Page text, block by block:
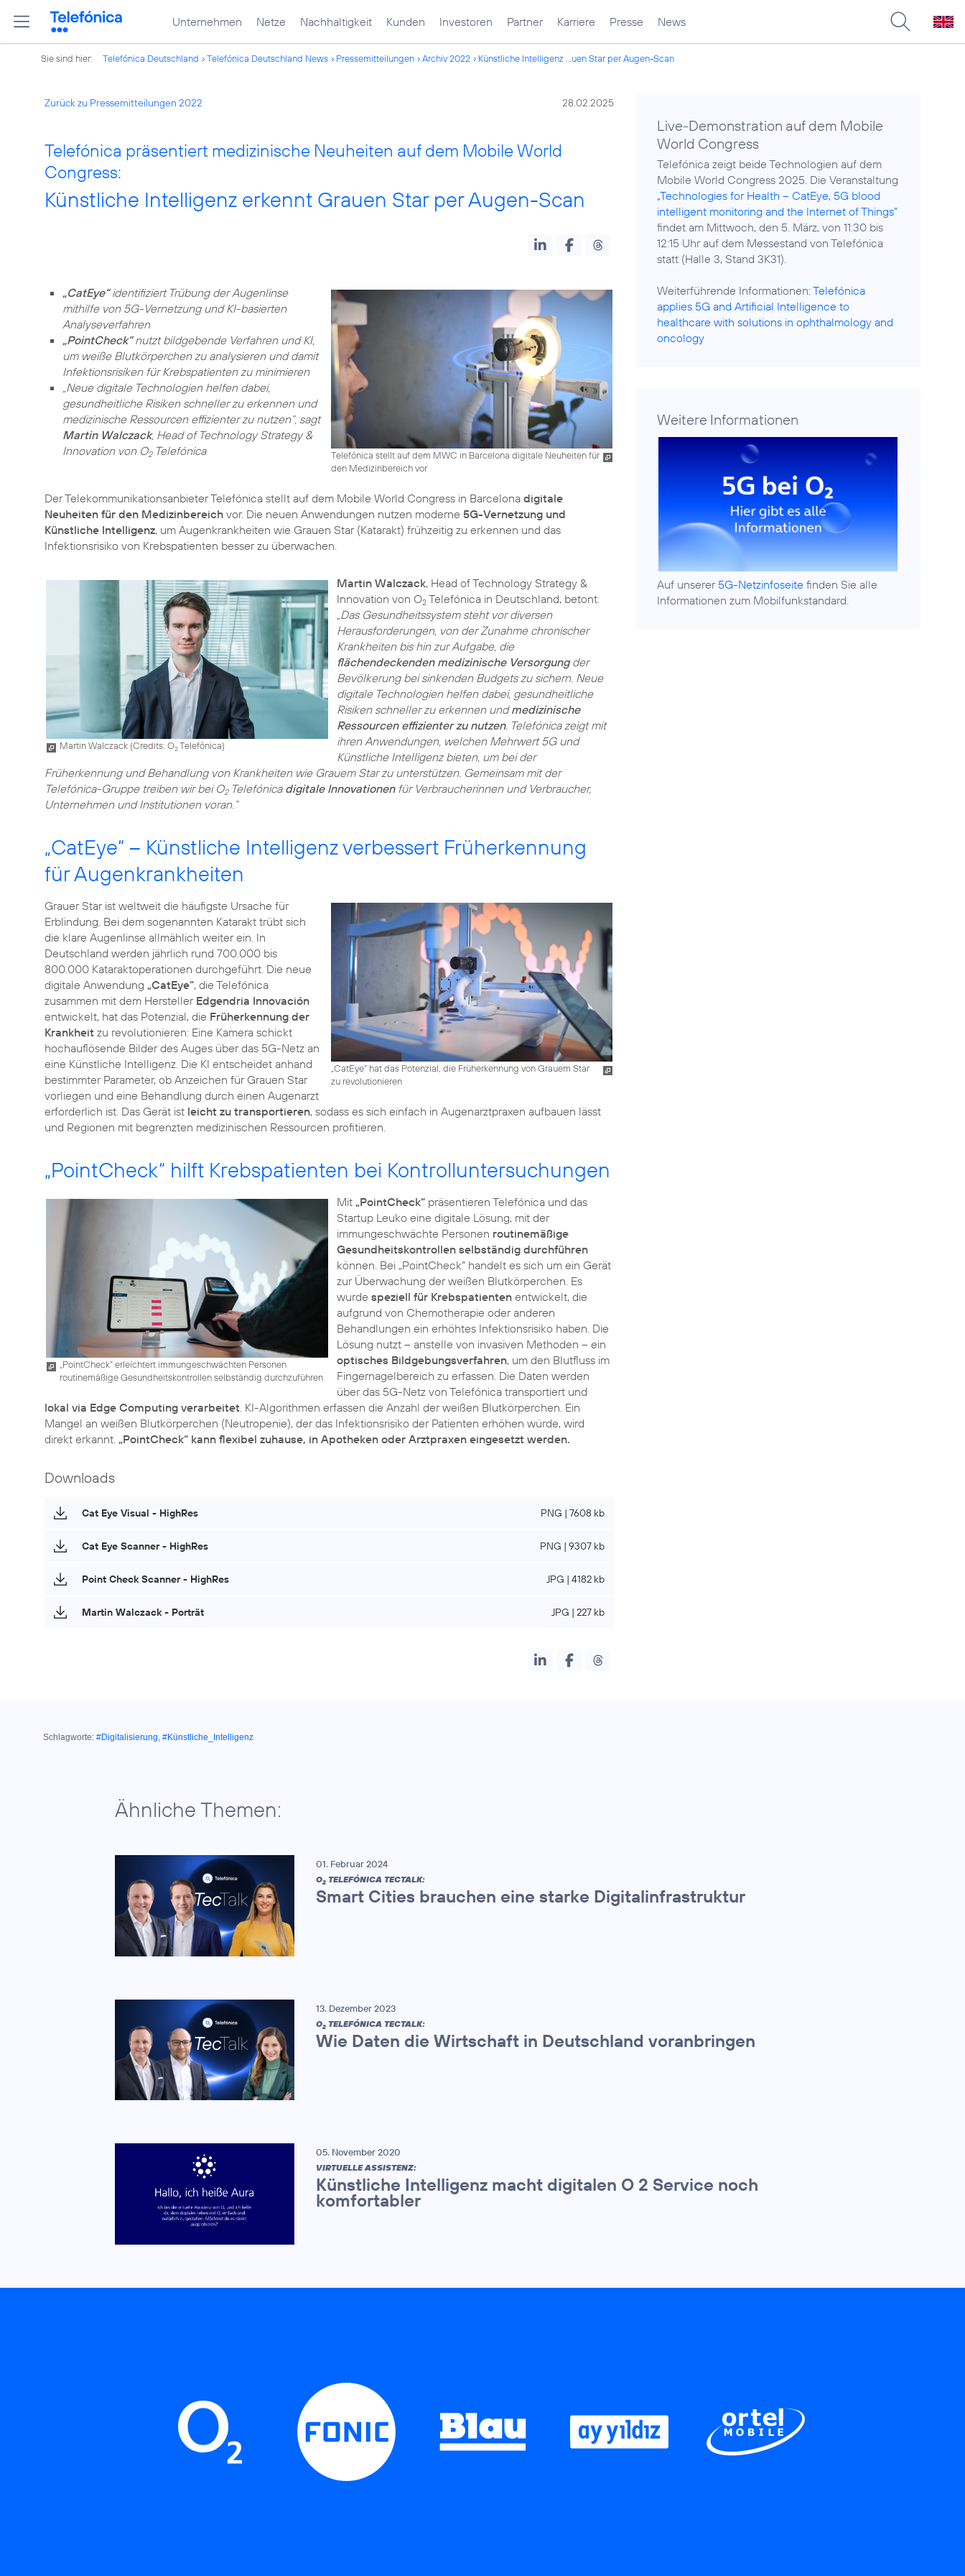
Unternehmen Netze Nachhaltigkeit Kunden Investoren Partner Karriere Presse News
Sie sind hier: Telefónica Deutschland Telefónica Deutschland News Pressemitteilungen Archiv 2022 Künstliche Intelligenz ...uen Star per Augen-Scan
Zurück zu Pressemitteilungen 2022 28.02.2025
Telefónica präsentiert medizinische Neuheiten auf dem Mobile World
Congress:
Künstliche Intelligenz erkennt Grauen Star per Augen-Scan
Telefónica stellt auf dem MWC in Barcelona digitale Neuheiten für
den Medizinbereich vor
„CatEye“identifiziert Trübung der Augenlinse
mithilfe von 5G-Vernetzung und KI-basierten
Analyseverfahren
„PointCheck“nutzt bildgebende Verfahren und KI,
um weiße Blutkörperchen zu analysieren und damit
Infektionsrisiken für Krebspatienten zu minimieren
„Neue digitale Technologien helfen dabei,
gesundheitliche Risiken schneller zu erkennen und
medizinische Ressourcen effizienter zu nutzen“, sagt
Martin Walczack, Head of Technology Strategy &
Innovation von O2Telefónica
Der Telekommunikationsanbieter Telefónica stellt auf dem Mobile World Congress in Barcelona digitale
Neuheiten für den Medizinbereich vor. Die neuen Anwendungen nutzen moderne 5G-Vernetzung und
Künstliche Intelligenz, um Augenkrankheiten wie Grauen Star (Katarakt) frühzeitig zu erkennen und das
Infektionsrisiko von Krebspatienten besser zu überwachen.
Martin Walczack (Credits: O2Telefónica)
Martin Walczack, Head of Technology Strategy &
Innovation von O2Telefónica in Deutschland, betont:
„Das Gesundheitssystem steht vor diversen
Herausforderungen, von der Zunahme chronischer
Krankheiten bis hin zur Aufgabe, die
flächendeckenden medizinische Versorgungder
Bevölkerung bei sinkenden Budgets zu sichern. Neue
digitale Technologien helfen dabei, gesundheitliche
Risiken schneller zu erkennen undmedizinische
Ressourcen effizienter zu nutzen. Telefónica zeigt mit
ihren Anwendungen, welchen Mehrwert 5G und
Künstliche Intelligenz bieten, um bei der
Früherkennung und Behandlung von Krankheiten wie Grauem Star zu unterstützen. Gemeinsam mit der
Telefónica-Gruppe treiben wir bei O2Telefónica digitale Innovationenfür Verbraucherinnen und Verbraucher,
Unternehmen und Institutionen voran.“
„CatEye“ – Künstliche Intelligenz verbessert Früherkennung
für Augenkrankheiten
„CatEye“ hat das Potenzial, die Früherkennung von Grauem Star
zu revolutionieren
Grauer Star ist weltweit die häufigste Ursache für
Erblindung. Bei dem sogenannten Katarakt trübt sich
die klare Augenlinse allmählich weiter ein. In
Deutschland werden jährlich rund 700.000 bis
800.000 Kataraktoperationen durchgeführt. Die neue
digitale Anwendung „CatEye“, die Telefónica
zusammen mit dem Hersteller Edgendria Innovación
entwickelt, hat das Potenzial, die Früherkennung der
Krankheit zu revolutionieren: Eine Kamera schickt
hochauflösende Bilder des Auges über das 5G-Netz an
eine Künstliche Intelligenz. Die KI entscheidet anhand
bestimmter Parameter, ob Anzeichen für Grauen Star
vorliegen und eine Behandlung durch einen Augenarzt
erforderlich ist. Das Gerät ist leicht zu transportieren, sodass es sich einfach in Augenarztpraxen aufbauen lässt
und Regionen mit begrenzten medizinischen Ressourcen profitieren.
„PointCheck“ hilft Krebspatienten bei Kontrolluntersuchungen
„PointCheck“ erleichtert immungeschwächten Personen
routinemäßige Gesundheitskontrollen selbständig durchzuführen
Mit „PointCheck“präsentieren Telefónica und das
Startup Leuko eine digitale Lösung, mit der
immungeschwächte Personen routinemäßige
Gesundheitskontrollen selbständig durchführen
können. Bei „PointCheck“ handelt es sich um ein Gerät
zur Überwachung der weißen Blutkörperchen. Es
wurde speziell für Krebspatientenentwickelt, die
aufgrund von Chemotherapie oder anderen
Behandlungen ein erhöhtes Infektionsrisiko haben. Die
Lösung nutzt – anstelle von invasiven Methoden – ein
optisches Bildgebungsverfahren, um den Blutfluss im
Fingernagelbereich zu erfassen. Die Daten werden
über das 5G-Netz von Telefónica transportiert und
lokal via Edge Computing verarbeitet. KI-Algorithmen erfassen die Anzahl der weißen Blutkörperchen. Ein
Mangel an weißen Blutkörperchen (Neutropenie), der das Infektionsrisiko der Patienten erhöhen würde, wird
direkt erkannt. „PointCheck“ kann flexibel zuhause, in Apotheken oder Arztpraxen eingesetzt werden.
Downloads
Cat Eye Visual - HighRes PNG | 7608 kb
Cat Eye Scanner - HighRes PNG | 9307 kb
Point Check Scanner - HighRes JPG | 4182 kb
Martin Walczack - Porträt JPG | 227 kb
Live-Demonstration auf dem Mobile
World Congress
Telefónica zeigt beide Technologien auf dem
Mobile World Congress 2025. Die Veranstaltung
„Technologies for Health – CatEye, 5G blood
intelligent monitoring and the Internet of Things“
findet am Mittwoch, den 5. März, von 11:30 bis
12:15 Uhr auf dem Messestand von Telefónica
statt (Halle 3, Stand 3K31).
Weiterführende Informationen:Telefónica
applies 5G and Artificial Intelligence to
healthcare with solutions in ophthalmology and
oncology
Weitere Informationen
Auf unserer 5G-Netzinfoseite finden Sie alle
Informationen zum Mobilfunkstandard.
Schlagworte: #Digitalisierung, #Künstliche_Intelligenz
Ähnliche Themen:
01. Februar 2024
O2 TELEFÓNICA TECTALK:
Smart Cities brauchen eine starke Digitalinfrastruktur
13. Dezember 2023
O2 TELEFÓNICA TECTALK:
Wie Daten die Wirtschaft in Deutschland voranbringen
05. November 2020
VIRTUELLE ASSISTENZ:
Künstliche Intelligenz macht digitalen O 2 Service noch
komfortabler